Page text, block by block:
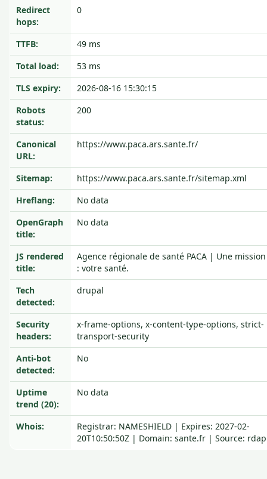
Redirect
hops:
0
TTFB:
49 ms
Total load:
53 ms
TLS expiry:
2026-08-16 15:30:15
Robots
status:
200
Canonical
URL:
https://www.paca.ars.sante.fr/
Sitemap:
https://www.paca.ars.sante.fr/sitemap.xml
Hreflang:
No data
OpenGraph
title:
No data
JS rendered
title:
Agence régionale de santé PACA | Une mission
: votre santé.
Tech
detected:
drupal
Security
headers:
x-frame-options, x-content-type-options, strict-
transport-security
Anti-bot
detected:
No
Uptime
trend (20):
No data
Whois:
Registrar: NAMESHIELD | Expires: 2027-02-
20T10:50:50Z | Domain: sante.fr | Source: rdap